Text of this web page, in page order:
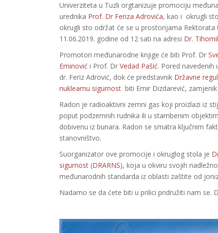
Univerziteta u Tuzli orgtanizuje promociju
urednika Prof. Dr Feriza Adrovića, kao i okrugli
okrugli sto održat će se u prostorijama
11.06.2019. godine od 12 sati na adresi Dr.
Promotori međunarodne knjige će biti Prof. Dr
Eminović i Prof. Dr Vedad Pašić. Pored navedenih
dr. Feriz Adrović, dok će predstavnik Državne
nuklearnu sigurnost biti Emir Dizdarević,
Radon je radioaktivni zemni gas koji proizlazi iz
poput podzemnih rudnika ili u stambenim
dobivenu iz bunara. Radon se smatra ključnim
stanovništvo.
Suorganizator ove promocije i okruglog stola je
sigurnost (DRARNS), koja u okviru svojih
međunarodnih standarda iz oblasti zaštite od
Nadamo se da ćete biti u prilici pridružiti nam se.